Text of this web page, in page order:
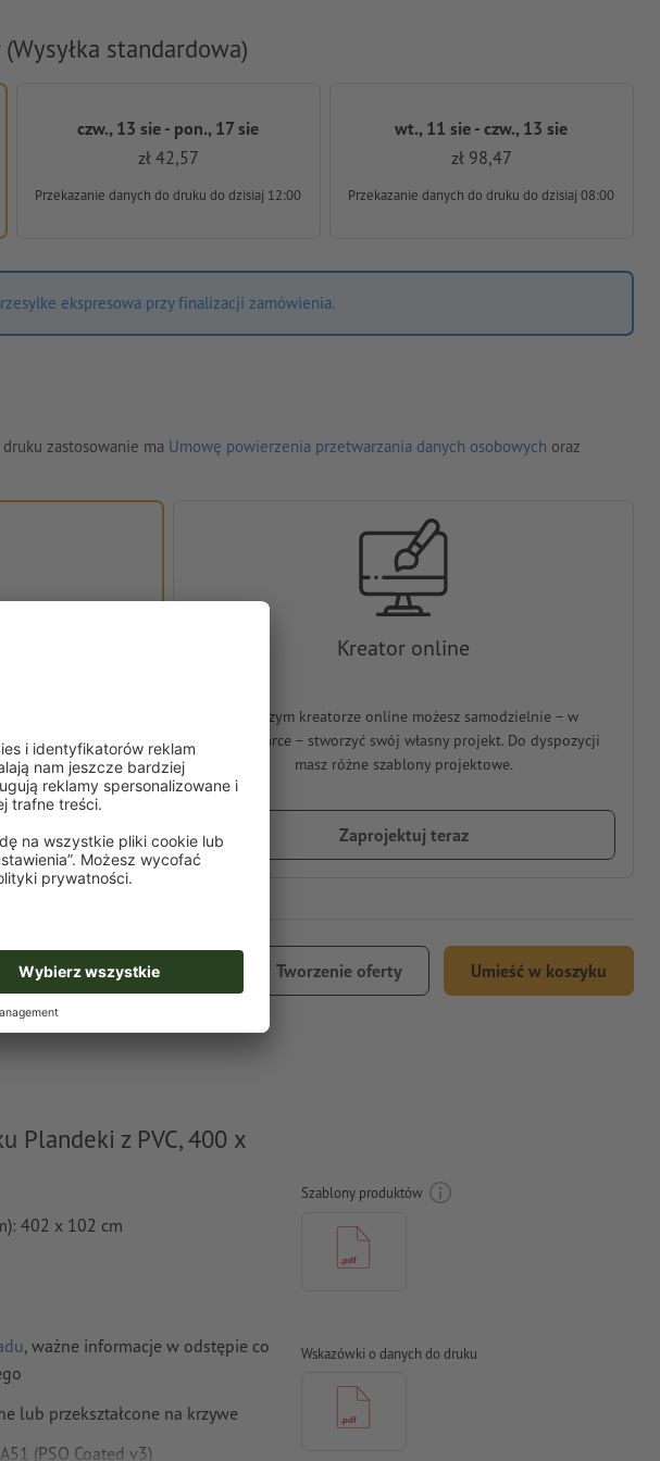
standardowa)
czw., 13 sie - pon., 17 sie
zł 42,57
Przekazanie danych do drukudo dzisiaj 12:00
wt., 11 sie - czw., 13 sie
zł 98,47
Przekazanie danych do drukudo dzisiaj 08:00
ekspresowa przy finalizacji zamówienia.
zastosowanie ma Umowę powierzenia przetwarzania danych osobowych oraz
po dokonaniu
Kreator online
W naszym kreatorze online możesz samodzielnie − w
przeglądarce − stworzyć swój własny projekt. Do dyspozycji
masz różne szablony projektowe.
Zaprojektuj teraz
wraz z podatkiem VAT (23)
zł 315,13 Tworzenie oferty Umieść w koszyku
Plandeki z PVC, 400 x
402 x 102 cm
, ważne informacje w odstępie co
lub przekształcone na krzywe
(PSO Coated v3)
Szablony produktów
Wskazówki o danych do druku